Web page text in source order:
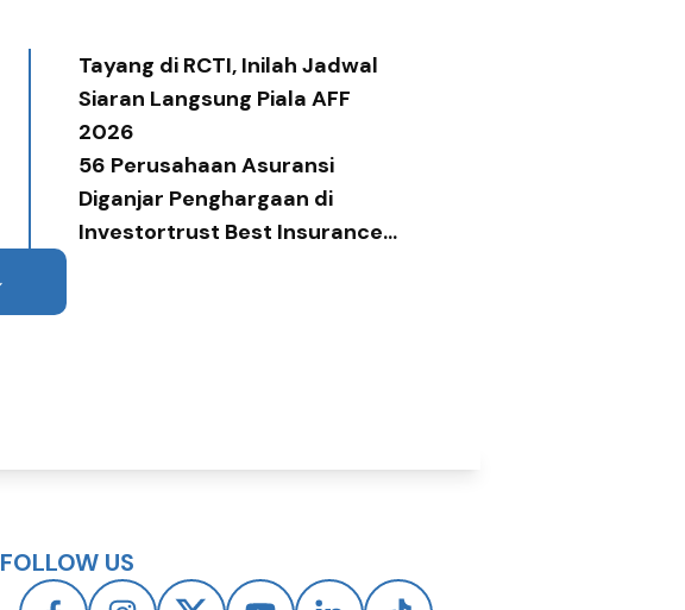
Tayang di RCTI, Inilah Jadwal
Siaran Langsung Piala AFF
2026
56 Perusahaan Asuransi
Diganjar Penghargaan di
Investortrust Best Insurance
FOLLOW US